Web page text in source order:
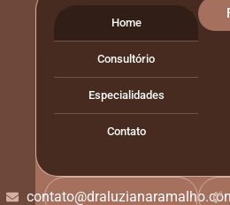
Home
Consultório
Especialidades
Contato